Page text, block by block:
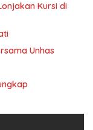
Kursi di
Unhas